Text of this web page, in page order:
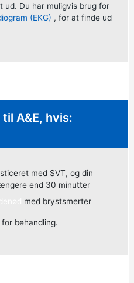
Du har muligvis brug for
(EKG) , for at finde ud
krævet:
A&E, hvis:
med SVT, og din
end 30 minutter
med brystsmerter
behandling.